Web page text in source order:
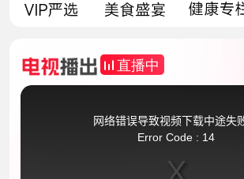
直播中
This
is
网络错误导致视频下载中途失
Error Code : 14